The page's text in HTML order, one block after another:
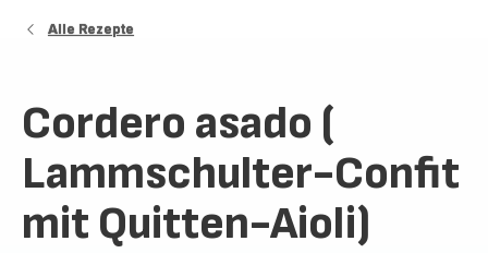
Alle Rezepte
Cordero asado (
Lammschulter-Confit
mit Quitten-Aioli)